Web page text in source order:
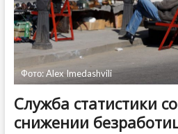
Фото: Alex Imedashvili
Служба статистики
снижении